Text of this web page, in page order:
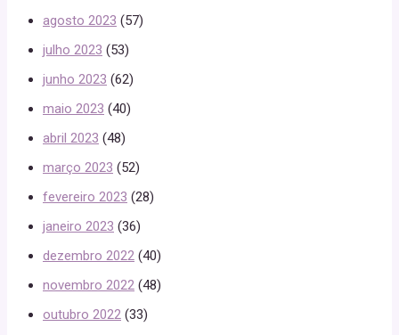
agosto 2023 (57)
julho 2023 (53)
junho 2023 (62)
maio 2023 (40)
abril 2023 (48)
março 2023 (52)
fevereiro 2023 (28)
janeiro 2023 (36)
dezembro 2022 (40)
novembro 2022 (48)
outubro 2022 (33)